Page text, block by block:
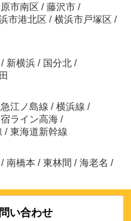
市南区 / 藤沢市 /
市港北区 / 横浜市戸塚区 /
/ 新横浜 / 国分北 /
江ノ島線 / 横浜線 /
ライン高海 /
/ 東海道新幹線
/ 南橋本 / 東林間 / 海老名 /
い合わせ